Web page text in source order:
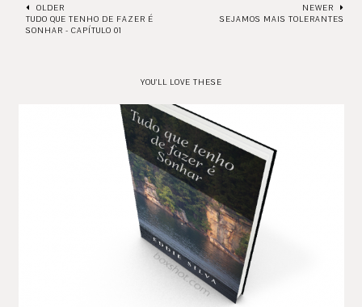
OLDER
TUDO QUE TENHO DE FAZER É
SONHAR - CAPÍTULO 01
NEWER
SEJAMOS MAIS TOLERANTES
YOU'LL LOVE THESE